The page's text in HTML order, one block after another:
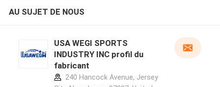
AU SUJET DE NOUS
USA WEGI SPORTS
INDUSTRY INC profil du
fabricant
240 Hancock Avenue, Jersey